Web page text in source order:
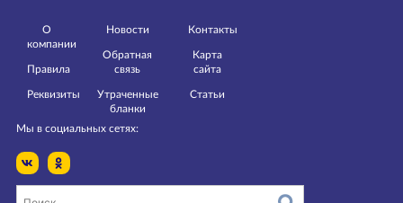
О
компании
Правила
Реквизиты
Новости
Обратная
связь
Утраченные
бланки
Контакты
Карта
сайта
Статьи
Мы в социальных сетях: